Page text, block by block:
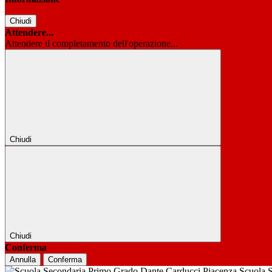
Chiudi
Attendere...
Attendere il completamento dell'operazione...
Chiudi
Chiudi
Conferma
Annulla Conferma